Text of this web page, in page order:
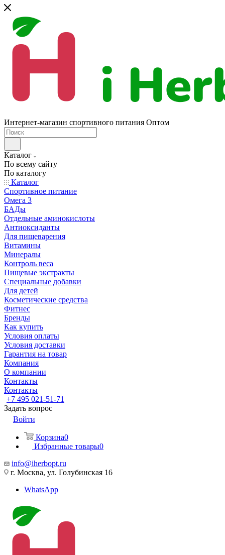
Интернет-магазин спортивного питания Оптом
Каталог
По всему сайту
По каталогу
Каталог
Спортивное питание
Омега 3
БАДы
Отдельные аминокислоты
Антиоксиданты
Для пищеварения
Витамины
Минералы
Контроль веса
Пищевые экстракты
Специальные добавки
Для детей
Косметические средства
Фитнес
Бренды
Как купить
Условия оплаты
Условия доставки
Гарантия на товар
Компания
О компании
Контакты
Контакты
+7 495 021-51-71
Задать вопрос
Войти
Корзина0
Избранные товары0
info@iherbopt.ru
г. Москва, ул. Голубинская 16
WhatsApp